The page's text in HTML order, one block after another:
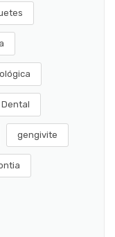
Dental
gengivite